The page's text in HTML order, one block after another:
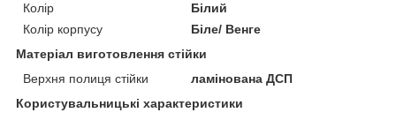
Колір
Білий
Колір корпусу
Біле/ Венге
Матеріал виготовлення стійки
Верхня полиця стійки
ламінована ДСП
Користувальницькі характеристики